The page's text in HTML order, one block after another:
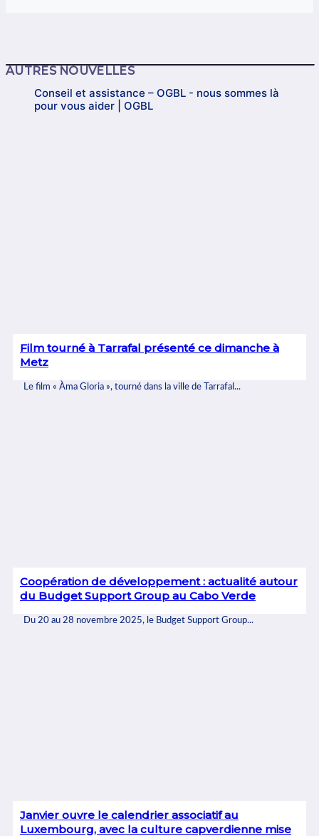
AUTRES NOUVELLES
Conseil et assistance – OGBL - nous sommes là
pour vous aider | OGBL
Film tourné à Tarrafal présenté ce dimanche à
Metz
Le film « Àma Gloria », tourné dans la ville de Tarrafal...
Coopération de développement : actualité autour
du Budget Support Group au Cabo Verde
Du 20 au 28 novembre 2025, le Budget Support Group...
Janvier ouvre le calendrier associatif au
Luxembourg, avec la culture capverdienne mise